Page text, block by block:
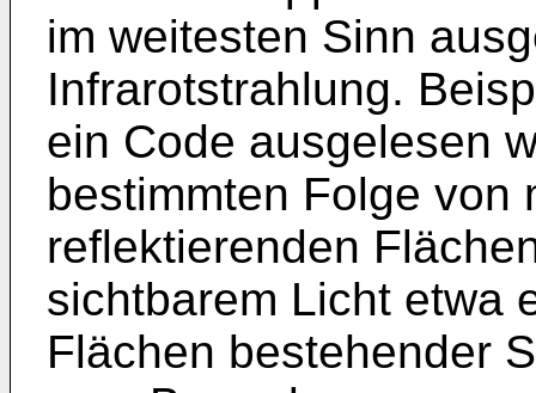
im weitesten Sinn
Infrarotstrahlung.
ein Code ausgelesen
bestimmten Folge von
reflektierenden
sichtbarem Licht etwa
Flächen bestehender